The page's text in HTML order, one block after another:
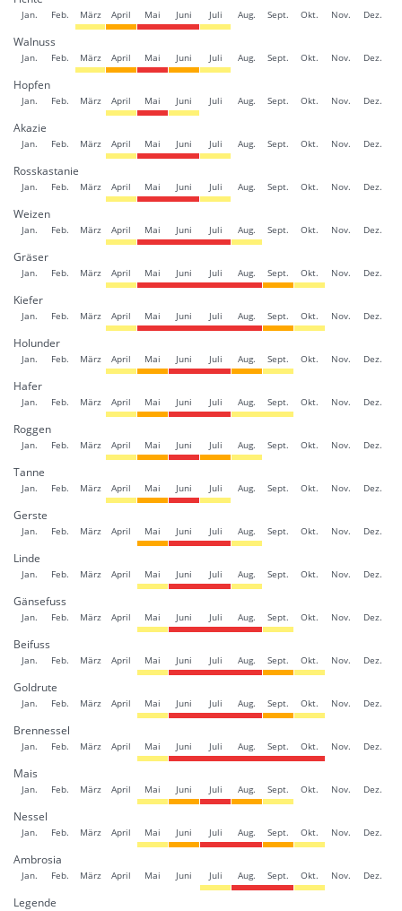
Jan. Feb. März April Mai Juni Juli Aug. Sept. Okt. Nov. Dez.
Walnuss
Jan. Feb. März April Mai Juni Juli Aug. Sept. Okt. Nov. Dez.
Hopfen
Jan. Feb. März April Mai Juni Juli Aug. Sept. Okt. Nov. Dez.
Akazie
Jan. Feb. März April Mai Juni Juli Aug. Sept. Okt. Nov. Dez.
Rosskastanie
Jan. Feb. März April Mai Juni Juli Aug. Sept. Okt. Nov. Dez.
Weizen
Jan. Feb. März April Mai Juni Juli Aug. Sept. Okt. Nov. Dez.
Gräser
Jan. Feb. März April Mai Juni Juli Aug. Sept. Okt. Nov. Dez.
Kiefer
Jan. Feb. März April Mai Juni Juli Aug. Sept. Okt. Nov. Dez.
Holunder
Jan. Feb. März April Mai Juni Juli Aug. Sept. Okt. Nov. Dez.
Hafer
Jan. Feb. März April Mai Juni Juli Aug. Sept. Okt. Nov. Dez.
Roggen
Jan. Feb. März April Mai Juni Juli Aug. Sept. Okt. Nov. Dez.
Tanne
Jan. Feb. März April Mai Juni Juli Aug. Sept. Okt. Nov. Dez.
Gerste
Jan. Feb. März April Mai Juni Juli Aug. Sept. Okt. Nov. Dez.
Linde
Jan. Feb. März April Mai Juni Juli Aug. Sept. Okt. Nov. Dez.
Gänsefuss
Jan. Feb. März April Mai Juni Juli Aug. Sept. Okt. Nov. Dez.
Beifuss
Jan. Feb. März April Mai Juni Juli Aug. Sept. Okt. Nov. Dez.
Goldrute
Jan. Feb. März April Mai Juni Juli Aug. Sept. Okt. Nov. Dez.
Brennessel
Jan. Feb. März April Mai Juni Juli Aug. Sept. Okt. Nov. Dez.
Mais
Jan. Feb. März April Mai Juni Juli Aug. Sept. Okt. Nov. Dez.
Nessel
Jan. Feb. März April Mai Juni Juli Aug. Sept. Okt. Nov. Dez.
Ambrosia
Jan. Feb. März April Mai Juni Juli Aug. Sept. Okt. Nov. Dez.
Legende